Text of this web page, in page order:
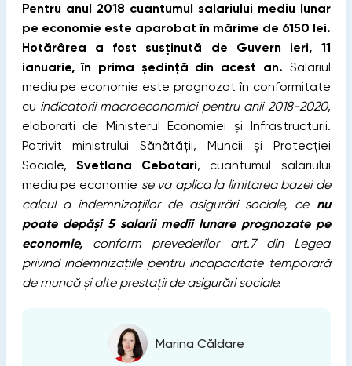
Pentru anul 2018 cuantumul salariului mediu lunar
pe economie este aparobat în mărime de 6150 lei.
Hotărârea a fost susținută de Guvern ieri, 11
ianuarie, în prima ședință din acest an. Salariul
mediu pe economie este prognozat în conformitate
cu indicatorii macroeconomici pentru anii 2018-2020,
elaborați de Ministerul Economiei și Infrastructurii.
Potrivit ministrului Sănătății, Muncii și Protecției
Sociale, Svetlana Cebotari, cuantumul salariului
mediu pe economie se va aplica la limitarea bazei de
calcul a indemnizațiilor de asigurări sociale, ce nu
poate depăși 5 salarii medii lunare prognozate pe
economie,conform prevederilor art.7 din Legea
privind indemnizațiile pentru incapacitate temporară
de muncă și alte prestații de asigurări sociale.
Marina Căldare